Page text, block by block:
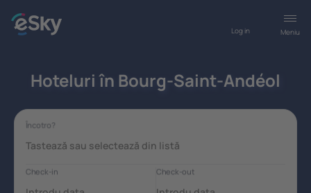
Meniu
Log in
Hoteluri în Bourg-Saint-Andéol